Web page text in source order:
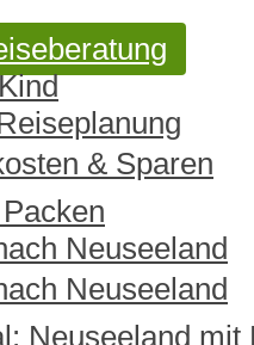
& Sparen
Neuseeland
Neuseeland
Neuseeland mit